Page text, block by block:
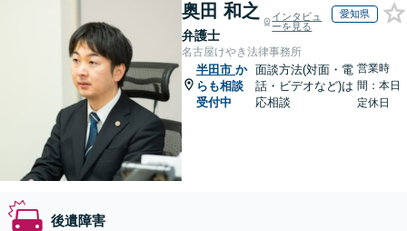
奥田 和之
弁護士
インタビュ
ーを見る
愛知県
名古屋けやき法律事務所
半田市 か
らも相談
受付中
面談方法(対面・電
話・ビデオなど)は
応相談
営業時
間：本日
定休日
後遺障害